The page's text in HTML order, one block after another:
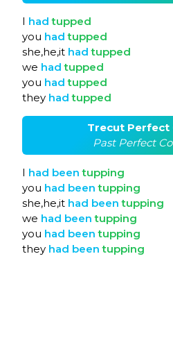
I hadtupped
you hadtupped
she,he,it hadtupped
we hadtupped
you hadtupped
they hadtupped
Trecut Perfect
Past Perfect
I had beentupping
you had beentupping
she,he,it had beentupping
we had beentupping
you had beentupping
they had beentupping